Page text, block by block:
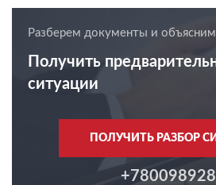
Разберем документы и
Получить
ситуации
ПОЛУЧИТЬ РАЗБОР